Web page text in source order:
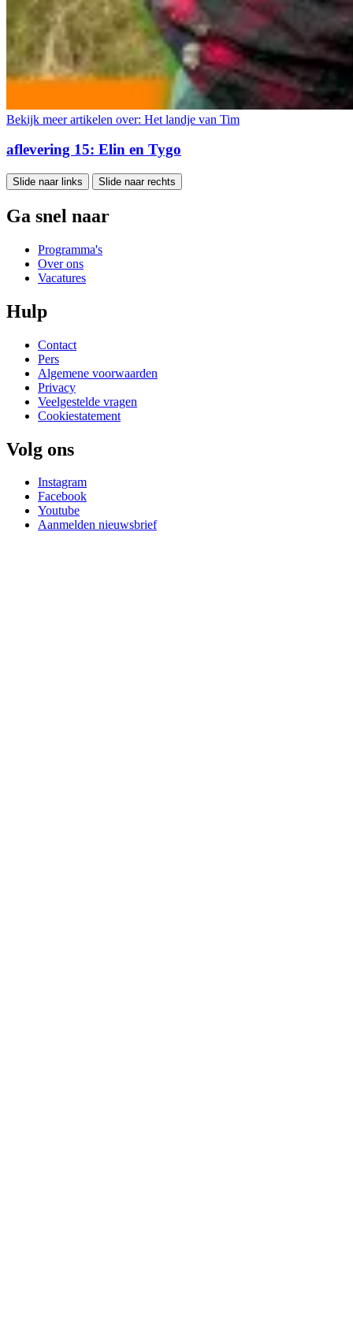
Bekijk meer artikelen over: Het landje van Tim
aflevering 15: Elin en Tygo
Slide naar links Slide naar rechts
Ga snel naar
Programma's
Over ons
Vacatures
Hulp
Contact
Pers
Algemene voorwaarden
Privacy
Veelgestelde vragen
Cookiestatement
Volg ons
Instagram
Facebook
Youtube
Aanmelden nieuwsbrief